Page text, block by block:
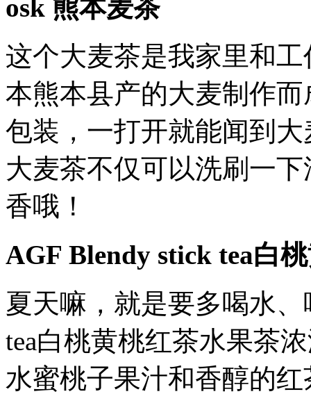
osk 熊本麦茶
这个大麦茶是我家里和
本熊本县产的大麦制作
包装，一打开就能闻到
大麦茶不仅可以洗刷一
香哦！
AGF Blendy stick tea白
夏天嘛，就是要多喝水
tea白桃黄桃红茶水果茶
水蜜桃子果汁和香醇的